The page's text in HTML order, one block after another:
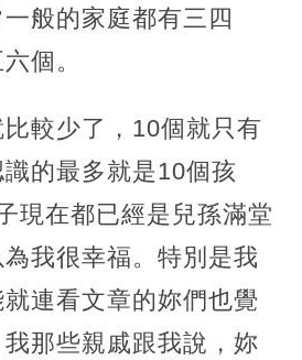
般的家庭都有三四
個。
較少了，10個就只有
的最多就是10個孩
現在都已經是兒孫滿堂
我很幸福。特別是我
連看文章的妳們也覺
那些親戚跟我說，妳